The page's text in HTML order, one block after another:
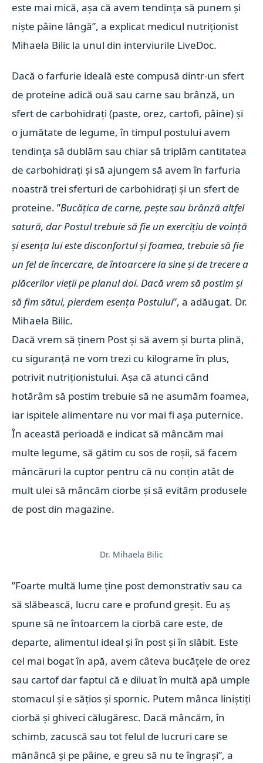
este mai mică, așa că avem tendința să punem și
niște pâine lângă”, a explicat medicul nutriționist
Mihaela Bilic la unul din interviurile LiveDoc.
Dacă o farfurie ideală este compusă dintr-un sfert
de proteine adică ouă sau carne sau brânză, un
sfert de carbohidrați (paste, orez, cartofi, pâine) și
o jumătate de legume, în timpul postului avem
tendința să dublăm sau chiar să triplăm cantitatea
de carbohidrați și să ajungem să avem în farfuria
noastră trei sferturi de carbohidrați și un sfert de
proteine. ”Bucățica de carne, pește sau brânză altfel
satură, dar Postul trebuie să fie un exercițiu de voință
și esența lui este disconfortul și foamea, trebuie să fie
un fel de încercare, de întoarcere la sine și de trecere a
plăcerilor vieții pe planul doi. Dacă vrem să postim și
să fim sătui, pierdem esența Postului”, a adăugat. Dr.
Mihaela Bilic.
Dacă vrem să ținem Post și să avem și burta plină,
cu siguranță ne vom trezi cu kilograme în plus,
potrivit nutriționistului. Așa că atunci când
hotărâm să postim trebuie să ne asumăm foamea,
iar ispitele alimentare nu vor mai fi așa puternice.
În această perioadă e indicat să mâncăm mai
multe legume, să gătim cu sos de roșii, să facem
mâncăruri la cuptor pentru că nu conțin atât de
mult ulei să mâncăm ciorbe și să evităm produsele
de post din magazine.
Dr. Mihaela Bilic
”Foarte multă lume ține post demonstrativ sau ca
să slăbească, lucru care e profund greșit. Eu aș
spune să ne întoarcem la ciorbă care este, de
departe, alimentul ideal și în post și în slăbit. Este
cel mai bogat în apă, avem câteva bucățele de orez
sau cartof dar faptul că e diluat în multă apă umple
stomacul și e sățios și spornic. Putem mânca liniștiți
ciorbă și ghiveci călugăresc. Dacă mâncăm, în
schimb, zacuscă sau tot felul de lucruri care se
mănâncă și pe pâine, e greu să nu te îngrași”, a